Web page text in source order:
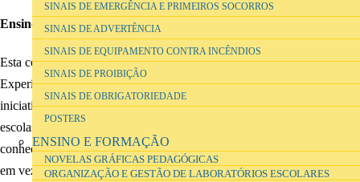
SINAIS DE EMERGÊNCIA E PRIMEIROS SOCORROS
SINAIS DE ADVERTÊNCIA
SINAIS DE EQUIPAMENTO CONTRA INCÊNDIOS
SINAIS DE PROIBIÇÃO
SINAIS DE OBRIGATORIEDADE
POSTERS
ENSINO E FORMAÇÃO
NOVELAS GRÁFICAS PEDAGÓGICAS
ORGANIZAÇÃO E GESTÃO DE LABORATÓRIOS ESCOLARES
Ensino Experimental das Ciências
Esta colecção surge como resultado do projecto "Formação no Ensino
Experimental das Ciências - Formação de Acompanhantes". Esta
iniciativa, da responsabilidade do DES, segue a lógica de que nas
escolas secundárias devemos promover uma relação com o
conhecimento e com o saber que seja eminentemente concreta e prática
em vez de verbal ou retórica.